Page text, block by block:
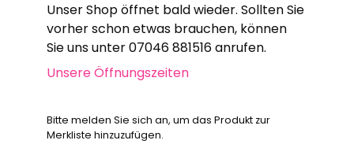
Unser Shop öffnet bald wieder. Sollten Sie
vorher schon etwas brauchen, können
Sie uns unter 07046 881516 anrufen.
Unsere Öffnungszeiten
Bitte melden Sie sich an, um das Produkt zur
Merkliste hinzuzufügen.